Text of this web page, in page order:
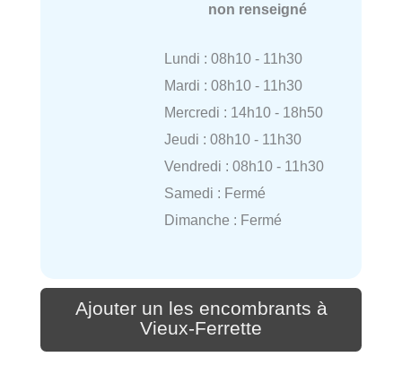
non renseigné
Lundi : 08h10 - 11h30
Mardi : 08h10 - 11h30
Mercredi : 14h10 - 18h50
Jeudi : 08h10 - 11h30
Vendredi : 08h10 - 11h30
Samedi : Fermé
Dimanche : Fermé
Ajouter un les encombrants à
Vieux-Ferrette